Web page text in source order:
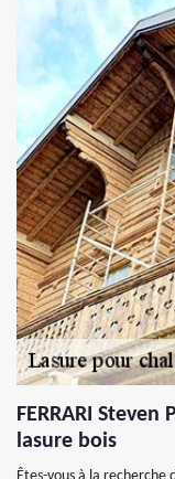
FERRARI
lasure bois